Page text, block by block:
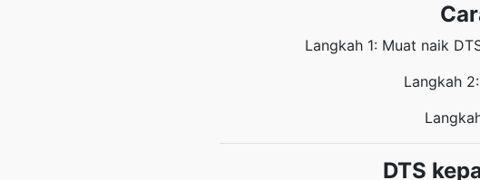
Langkah 1: Muat naik
Langkah
DTS